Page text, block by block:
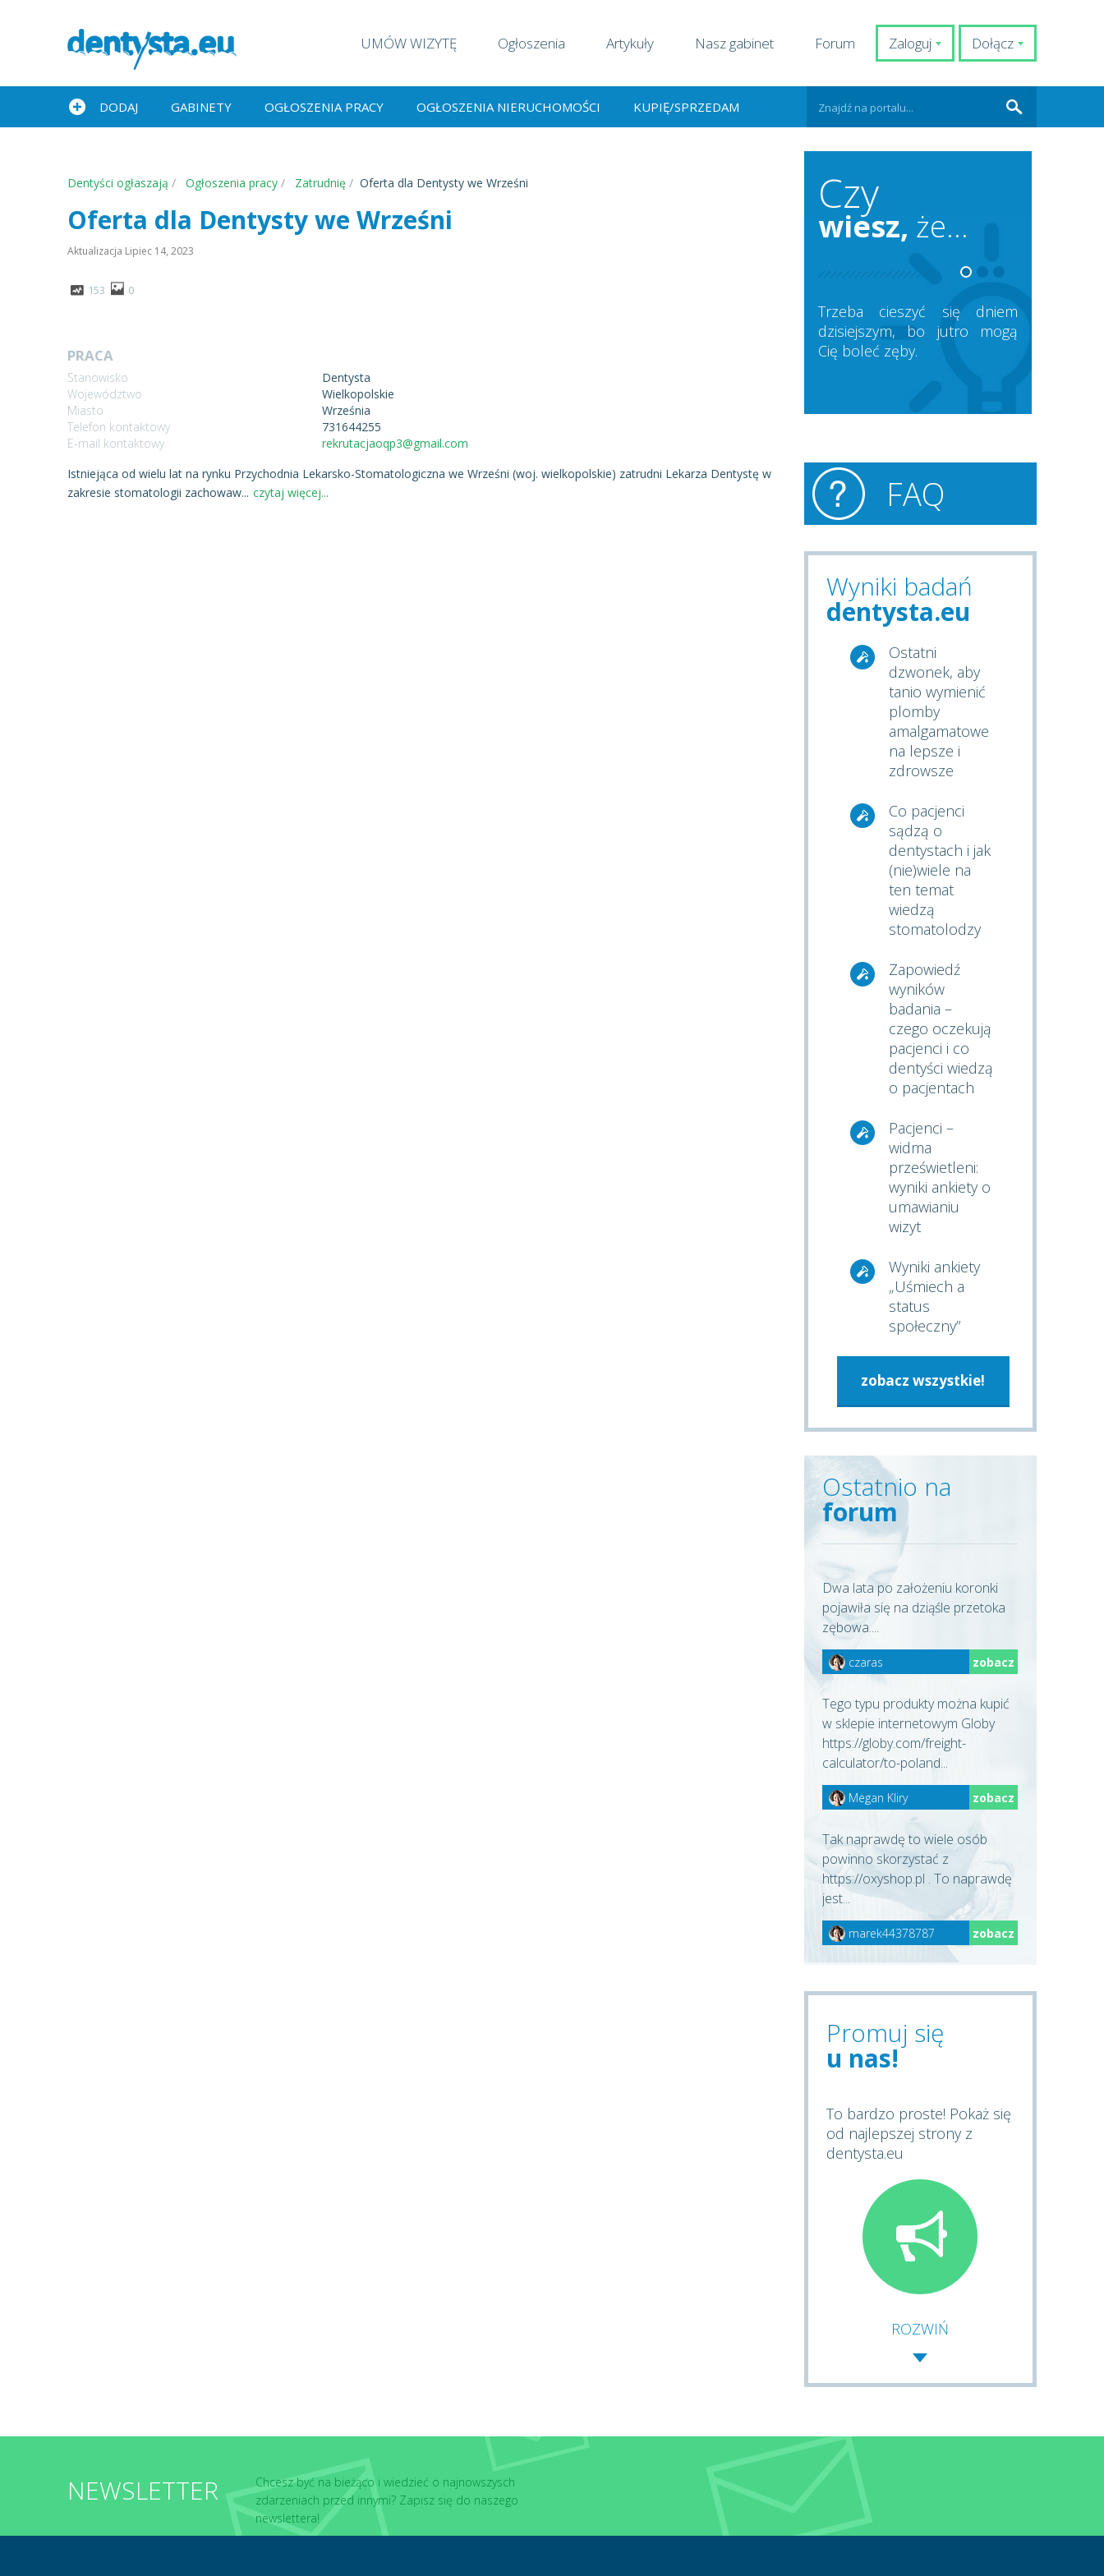
Dołącz
Zaloguj
UMÓW WIZYTĘ Ogłoszenia Artykuły Nasz gabinet Forum
DODAJ GABINETY OGŁOSZENIA PRACY OGŁOSZENIA NIERUCHOMOŚCI KUPIĘ/SPRZEDAM
Dentyści ogłaszają Ogłoszenia pracy Zatrudnię Oferta dla Dentysty we Wrześni
Oferta dla Dentysty we Wrześni
Aktualizacja Lipiec 14, 2023
153 0
PRACA
Stanowisko
Dentysta
Województwo
Wielkopolskie
Miasto
Września
Telefon kontaktowy
731644255
E-mail kontaktowy
rekrutacjaoqp3@gmail.com
Istniejąca od wielu lat na rynku Przychodnia Lekarsko-Stomatologiczna we Wrześni (woj. wielkopolskie) zatrudni Lekarza Dentystę w
zakresie stomatologii zachowaw... czytaj więcej...
Czy
wiesz, że...
Trzeba cieszyć się dniem
dzisiejszym, bo jutro mogą
Cię boleć zęby.
FAQ
Wyniki badań
dentysta.eu
Ostatni
dzwonek, aby
tanio wymienić
plomby
amalgamatowe
na lepsze i
zdrowsze
Co pacjenci
sądzą o
dentystach i jak
(nie)wiele na
ten temat
wiedzą
stomatolodzy
Zapowiedź
wyników
badania –
czego oczekują
pacjenci i co
dentyści wiedzą
o pacjentach
Pacjenci –
widma
prześwietleni:
wyniki ankiety o
umawianiu
wizyt
Wyniki ankiety
„Uśmiech a
status
społeczny”
zobacz wszystkie!
Ostatnio na
forum
Dwa lata po założeniu koronki
pojawiła się na dziąśle przetoka
zębowa....
czaras zobacz
Tego typu produkty można kupić
w sklepie internetowym Globy
https://globy.com/freight-
calculator/to-poland...
Megan Kliry zobacz
Tak naprawdę to wiele osób
powinno skorzystać z
https://oxyshop.pl . To naprawdę
jest...
marek44378787 zobacz
Promuj się
u nas!
To bardzo proste! Pokaż się
od najlepszej strony z
dentysta.eu
ROZWIŃ
NEWSLETTER
Chcesz być na bieżąco i wiedzieć o najnowszysch
zdarzeniach przed innymi? Zapisz się do naszego
newslettera!